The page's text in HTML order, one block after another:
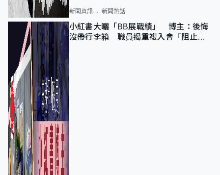
新聞資訊 新聞熱話
小紅書大曬「BB展戰績」 博主：後悔
沒帶行李箱 職員揭重複入會「阻止唔